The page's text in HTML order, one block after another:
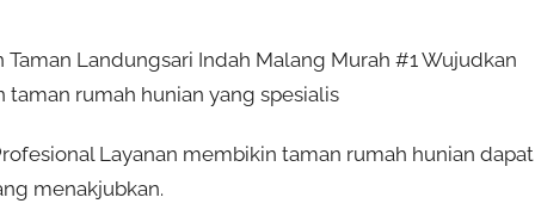
Taman Landungsari Indah Malang Murah #1 Wujudkan
rumah hunian yang spesialis
Layanan membikin taman rumah hunian dapat
menakjubkan.